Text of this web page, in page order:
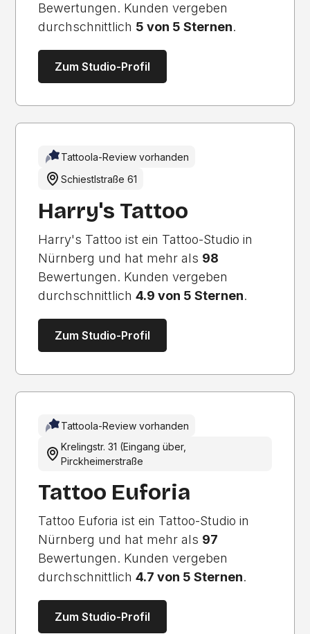
Bewertungen. Kunden vergeben
durchschnittlich 5 von 5 Sternen.
Zum Studio-Profil
Tattoola-Review vorhanden
Schiestlstraße 61
Harry's Tattoo
Harry's Tattoo ist ein Tattoo-Studio in
Nürnberg und hat mehr als 98
Bewertungen. Kunden vergeben
durchschnittlich4.9 von 5 Sternen.
Zum Studio-Profil
Tattoola-Review vorhanden
Krelingstr. 31 (Eingang über,
Pirckheimerstraße
Tattoo Euforia
Tattoo Euforia ist ein Tattoo-Studio in
Nürnberg und hat mehr als 97
Bewertungen. Kunden vergeben
durchschnittlich4.7 von 5 Sternen.
Zum Studio-Profil